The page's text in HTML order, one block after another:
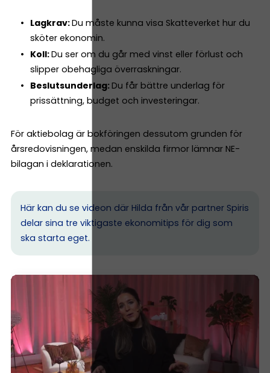
Lagkrav:Du måste kunna visa Skatteverket hur du
sköter ekonomin.
Koll:Du ser om du går med vinst eller förlust och
slipper obehagliga överraskningar.
Beslutsunderlag: Du får bättre underlag för
prissättning, budget och investeringar.
För aktiebolag är bokföringen dessutom grunden för
årsredovisningen, medan enskilda firmor lämnar NE-
bilagan i deklarationen.
Här kan du se videon där Hilda från vår partner Spiris
delar sina tre viktigaste ekonomitips för dig som
ska starta eget.